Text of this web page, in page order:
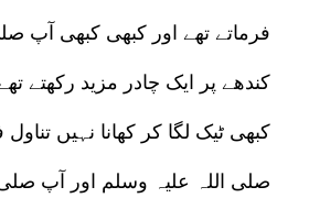
فرماتے تھے اور کبھی کبھی آپ
کندھے پر ایک چادر مزید رکھتے
کبھی ٹیک لگا کر کھانا نہیں
صلی اللہ علیہ وسلم اور آپ